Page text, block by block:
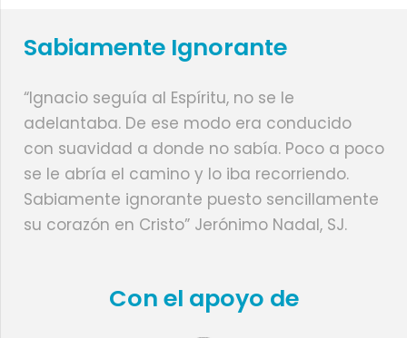
Sabiamente Ignorante
“Ignacio seguía al Espíritu, no se le
adelantaba. De ese modo era conducido
con suavidad a donde no sabía. Poco a poco
se le abría el camino y lo iba recorriendo.
Sabiamente ignorante puesto sencillamente
su corazón en Cristo” Jerónimo Nadal, SJ.
Con el apoyo de